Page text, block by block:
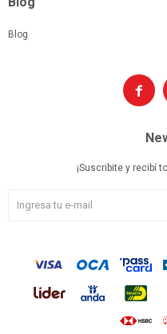

Blog
¡Suscribite y recibí